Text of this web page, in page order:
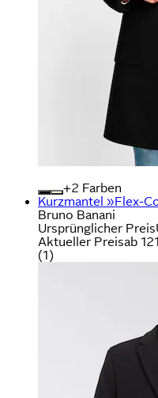
+
Farben
Kurzmantel »Flex-
Bruno Banani
Ursprünglicher Preis
Aktueller Preisab
(1)